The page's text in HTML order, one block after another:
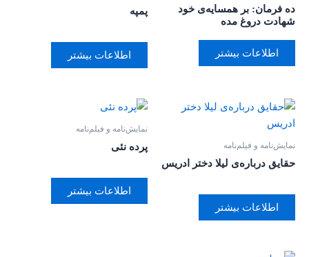
ده فرمان: بر همسایه‌ی خود
شهادت دروغ مده
اطلاعات بیشتر
پمپه
اطلاعات بیشتر
نمایش‌نامه و فیلم‌نامه
حقایق درباره‌ی لیلا دختر ادریس
اطلاعات بیشتر
نمایش‌نامه و فیلم‌نامه
پرده نئی
اطلاعات بیشتر